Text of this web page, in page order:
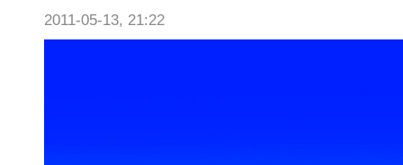
2011-05-13, 21:22